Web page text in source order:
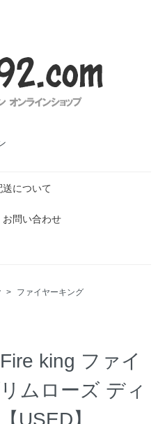
について
お問い合わせ
>
ファイヤーキング
king ファイ
ムローズ ディ
USED】